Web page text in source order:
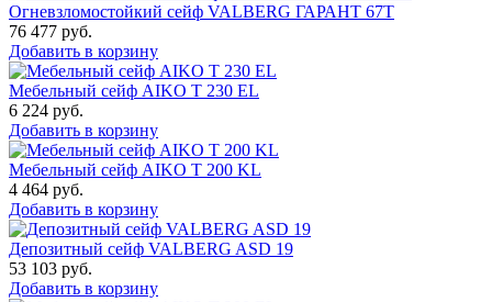
Огневзломостойкий сейф VALBERG ГАРАНТ 67T
76 477 руб.
Добавить в корзину
Мебельный сейф AIKO T 230 EL
6 224 руб.
Добавить в корзину
Мебельный сейф AIKO T 200 KL
4 464 руб.
Добавить в корзину
Депозитный сейф VALBERG ASD 19
53 103 руб.
Добавить в корзину